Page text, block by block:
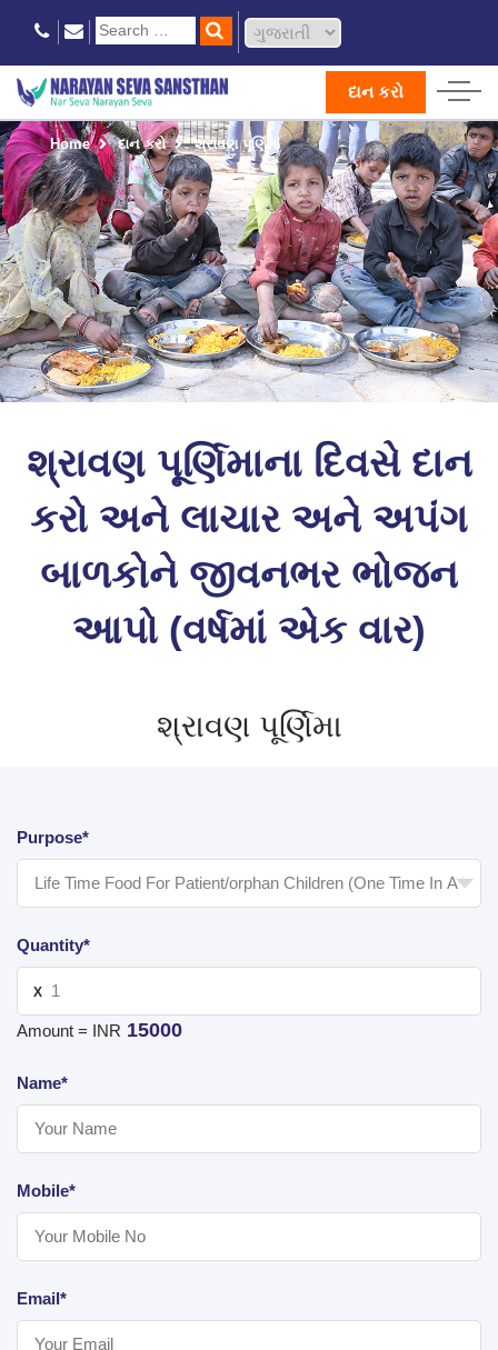
દાન કરો
Home દાન કરો શ્રાવણ પૂર્ણિમા
શ્રાવણ પૂર્ણિમાના દિવસે દાન
કરો અને લાચાર અને અપંગ
બાળકોને જીવનભર ભોજન
આપો (વર્ષમાં એક વાર)
શ્રાવણ પૂર્ણિમા
Purpose*
Quantity*
X
Amount = INR 15000
Name*
Mobile*
Email*